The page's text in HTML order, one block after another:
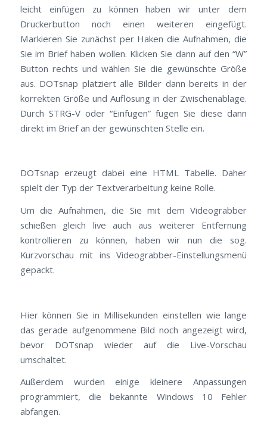
leicht einfügen zu können haben wir unter dem
Druckerbutton noch einen weiteren eingefügt.
Markieren Sie zunächst per Haken die Aufnahmen, die
Sie im Brief haben wollen. Klicken Sie dann auf den “W”
Button rechts und wählen Sie die gewünschte Größe
aus. DOTsnap platziert alle Bilder dann bereits in der
korrekten Größe und Auflösung in der Zwischenablage.
Durch STRG-V oder “Einfügen” fügen Sie diese dann
direkt im Brief an der gewünschten Stelle ein.
DOTsnap erzeugt dabei eine HTML Tabelle. Daher
spielt der Typ der Textverarbeitung keine Rolle.
Um die Aufnahmen, die Sie mit dem Videograbber
schießen gleich live auch aus weiterer Entfernung
kontrollieren zu können, haben wir nun die sog.
Kurzvorschau mit ins Videograbber-Einstellungsmenü
gepackt.
Hier können Sie in Millisekunden einstellen wie lange
das gerade aufgenommene Bild noch angezeigt wird,
bevor DOTsnap wieder auf die Live-Vorschau
umschaltet.
Außerdem wurden einige kleinere Anpassungen
programmiert, die bekannte Windows 10 Fehler
abfangen.